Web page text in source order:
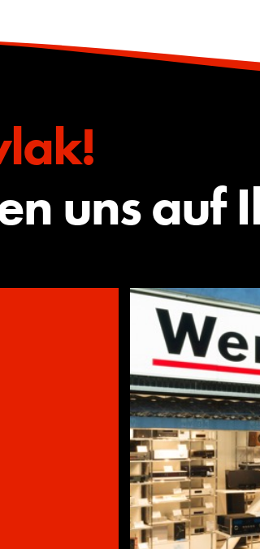
uns auf